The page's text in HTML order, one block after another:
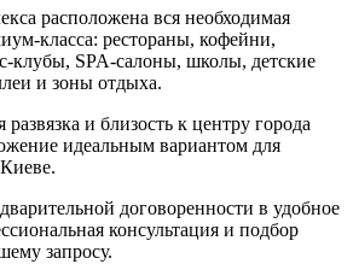
расположена вся необходимая
класса: рестораны, кофейни,
клубы, SPA-салоны, школы, детские
и зоны отдыха.
и близость к центру города
идеальным вариантом для
договоренности в удобное
консультация и подбор
запросу.